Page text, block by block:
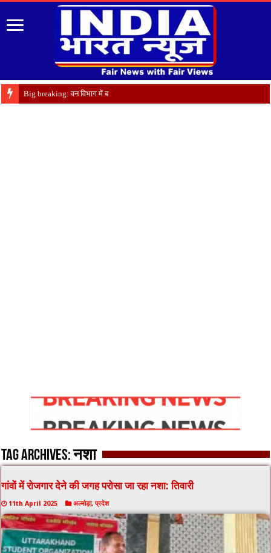
Big breaking: वन विभाग में बंपर तबादले, अल्मो
Tag Archives:नशा
गांवों में रोजगार देने की जगह परोसा जा रहा नशा: तिवारी
11th April 2025 अल्मोड़ा,प्रदेश